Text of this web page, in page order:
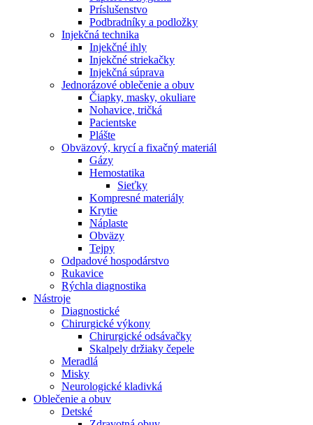
Príslušenstvo
Podbradníky a podložky
Injekčná technika
Injekčné ihly
Injekčné striekačky
Injekčná súprava
Jednorázové oblečenie a obuv
Čiapky, masky, okuliare
Nohavice, tričká
Pacientske
Plášte
Obväzový, krycí a fixačný materiál
Gázy
Hemostatika
Sieťky
Kompresné materiály
Krytie
Náplaste
Obväzy
Tejpy
Odpadové hospodárstvo
Rukavice
Rýchla diagnostika
Nástroje
Diagnostické
Chirurgické výkony
Chirurgické odsávačky
Skalpely držiaky čepele
Meradlá
Misky
Neurologické kladivká
Oblečenie a obuv
Detské